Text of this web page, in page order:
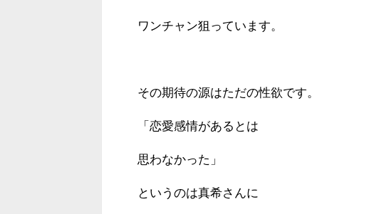
ワンチャン狙っています。
その期待の源はただの性欲です。
「恋愛感情があるとは
思わなかった」
というのは真希さんに